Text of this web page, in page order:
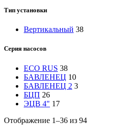
Тип установки
Вертикальный 38
Серия насосов
ECO RUS 38
БАВЛЕНЕЦ 10
БАВЛЕНЕЦ 2 3
БЦП 26
ЭЦВ 4" 17
Отображение 1–36 из 94